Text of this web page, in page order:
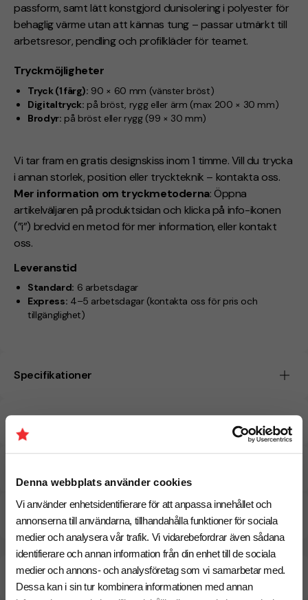
Denna webbplats använder cookies
Vi använder enhetsidentifierare för att anpassa innehållet och
annonserna till användarna, tillhandahålla funktioner för sociala
medier och analysera vår trafik. Vi vidarebefordrar även sådana
identifierare och annan information från din enhet till de sociala
medier och annons- och analysföretag som vi samarbetar med.
Dessa kan i sin tur kombinera informationen med annan
passform, samt lätt konstgjord dunisolering i polyester för
behaglig värme utan att kännas tung – passar utmärkt till
arbetsresor, pendling och profilkläder för teamet.
Tryckmöjligheter
Tryck (1 färg): 90 × 60 mm (vänster bröst)
Digitaltryck: på bröst, rygg eller ärm (max 200 × 30 mm)
Brodyr: på bröst eller rygg (99 × 30 mm)
Vi tar fram en gratis designskiss inom 1 timme. Vill du trycka
i annan storlek, position eller tryckteknik – kontakta oss.
Mer information om tryckmetoderna: Öppna
artikelväljaren på produktsidan och klicka på info-ikonen
(”i”) bredvid en metod för mer information, eller kontakt
oss.
Leveranstid
Standard: 6 arbetsdagar
Express: 4–5 arbetsdagar (kontakta oss för pris och
tillgänglighet)
Specifikationer
CO₂e -avtryck
18 Augusti Beräknad leveranstid: 6 arbetsdagar
Snabbare leverans? Kontakta oss.